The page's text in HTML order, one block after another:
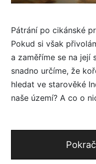
Pátrání po cikánské
Pokud si však
a zaměříme se na její
snadno určíme, že
hledat ve starověké
naše území? A co o